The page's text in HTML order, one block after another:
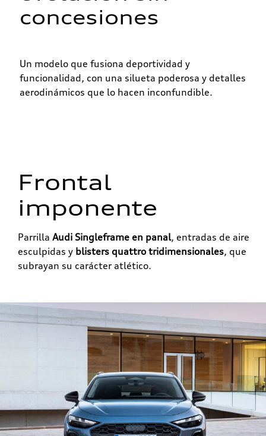
concesiones
Un modelo que fusiona deportividad y
funcionalidad, con una silueta poderosa y detalles
aerodinámicos que lo hacen inconfundible.
Frontal
imponente
Parrilla Audi Singleframe en panal, entradas de aire
esculpidas y blisters quattro tridimensionales, que
subrayan su carácter atlético.